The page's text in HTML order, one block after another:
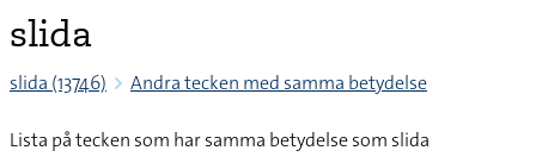
slida
slida (13746) Andra tecken med samma betydelse
Lista på tecken som har samma betydelse som slida